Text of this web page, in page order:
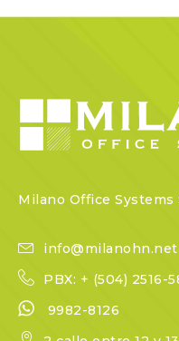
Milano Office Systems
info@milanohn.net
PBX: + (504) 2516-
9982-8126